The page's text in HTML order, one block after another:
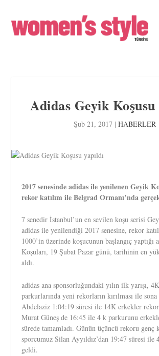
Adidas Geyik Koşusu
Şub 21, 2017| HABERLER
2017 senesinde adidas ile yenilenen Geyik
rekor katılım ile Belgrad Ormanı’nda
7 senedir İstanbul’un en sevilen koşu serisi
adidas ile yenilendiği 2017 senesine, rekor
1000’in üzerinde koşucunun başlangıç yaptığı
Koşuları, 19 Şubat Pazar günü, tarihinin en
aldı.
adidas ana sponsorluğundaki yılın ilk yarışı,
parkurlarında yeni rekorların kırılması ile
Abdelaziz 1:04:19 süresi ile 14K erkekler
Murat Güneş de 16:45 ile 4 k parkurunu
sürede tamamladı. Günün üçüncü rekoru genç
sporcumuz Silan Ayyıldız’dan 19:47 süresi ile
geldi.